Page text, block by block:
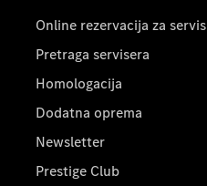
Online rezervacija za servis
Pretraga servisera
Homologacija
Dodatna oprema
Newsletter
Prestige Club